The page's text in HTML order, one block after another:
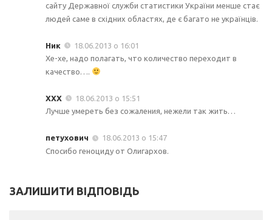
сайту Державної служби статистики України менше стає
людей саме в східних областях, де є багато не українців.
Ник
18.06.2013 о 16:01
Хе-хе, надо полагать, что количество переходит в
качество….
XXX
18.06.2013 о 15:51
Лучше умереть без сожаления, нежели так жить…
петухович
18.06.2013 о 15:47
Спосибо геноциду от Олигархов.
ЗАЛИШИТИ ВІДПОВІДЬ